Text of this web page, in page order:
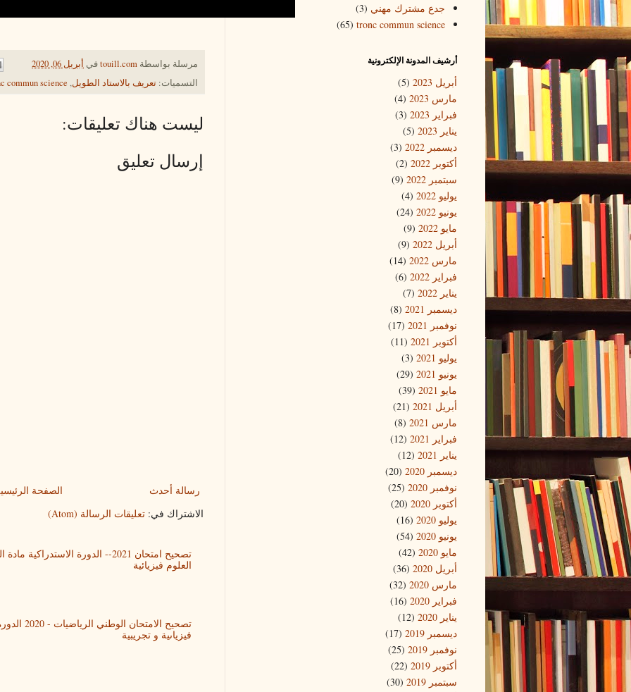
مرسلة بواسطة touill.comفي أبريل 06, 2020
التسميات: تعريف بالاستاد الطويل,
commun science
ليست هناك تعليقات:
إرسال تعليق
رسالة أحدث
الصفحة
الاشتراك في: تعليقات الرسالة (Atom)
تصحيح امتحان 2021-- الدورة
العلوم فيزيائية
تصحيح
فيزياىية و تجريبية
جدع مشترك مهني (3)
tronc commun science
(65)
أرشيف المدونة الإلكترونية
أبريل 2023
(5)
مارس 2023
(4)
فبراير 2023
(3)
يناير 2023
(5)
ديسمبر 2022
(3)
أكتوبر 2022
(2)
سبتمبر 2022
(9)
يوليو 2022
(4)
يونيو 2022
(24)
مايو 2022
(9)
أبريل 2022
(9)
مارس 2022
(14)
فبراير 2022
(6)
يناير 2022
(7)
ديسمبر 2021
(8)
نوفمبر 2021
(17)
أكتوبر 2021
(11)
يوليو 2021
(3)
يونيو 2021
(29)
مايو 2021
(39)
أبريل 2021
(21)
مارس 2021
(8)
فبراير 2021
(12)
يناير 2021
(12)
ديسمبر 2020
(20)
نوفمبر 2020
(25)
أكتوبر 2020
(20)
يوليو 2020
(16)
يونيو 2020
(54)
مايو 2020
(42)
أبريل 2020
(36)
مارس 2020
(32)
فبراير 2020
(16)
يناير 2020
(12)
ديسمبر 2019
(17)
نوفمبر 2019
(25)
أكتوبر 2019
(22)
سبتمبر 2019
(30)